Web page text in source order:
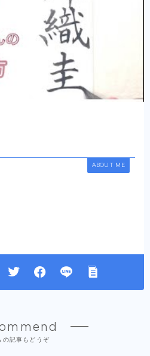
ABOUT ME
の記事もどうぞ